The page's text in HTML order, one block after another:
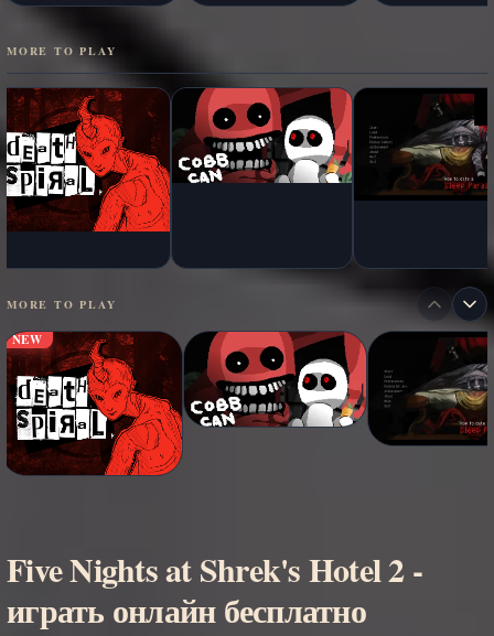
MORE TO PLAY
MORE TO PLAY
NEW
Five Nights at Shrek's Hotel 2 -
играть онлайн бесплатно